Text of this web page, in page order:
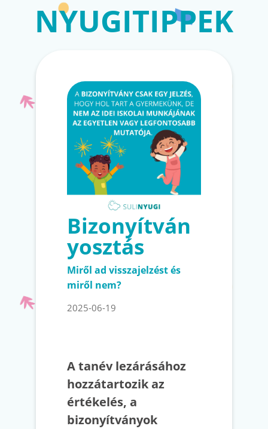
NYUGITIPPEK
Bizonyítván
yosztás
Miről ad visszajelzést és
miről nem?
2025-06-19
A tanév lezárásához
hozzátartozik az
értékelés, a
bizonyítványok